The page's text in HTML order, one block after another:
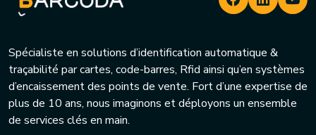
Spécialiste en solutions d’identification automatique &
traçabilité par cartes, code-barres, Rfid ainsi qu’en systèmes
d’encaissement des points de vente. Fort d’une expertise de
plus de 10 ans, nous imaginons et déployons un ensemble
de services clés en main.